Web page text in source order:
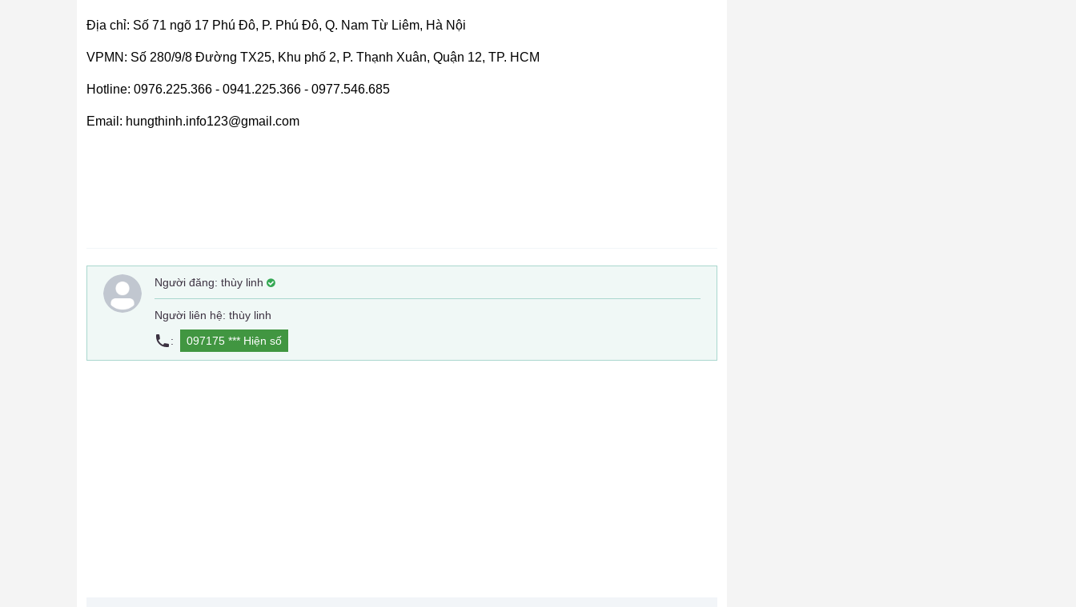
Địa chỉ: Số 71 ngõ 17 Phú Đô, P. Phú Đô, Q. Nam Từ Liêm, Hà Nội
VPMN: Số 280/9/8 Đường TX25, Khu phố 2, P. Thạnh Xuân, Quận 12, TP. HCM
Hotline: 0976.225.366 - 0941.225.366 - 0977.546.685
Email: hungthinh.info123@gmail.com
Người đăng: thùy linh
Người liên hệ: thùy linh
:
097175 *** Hiện số